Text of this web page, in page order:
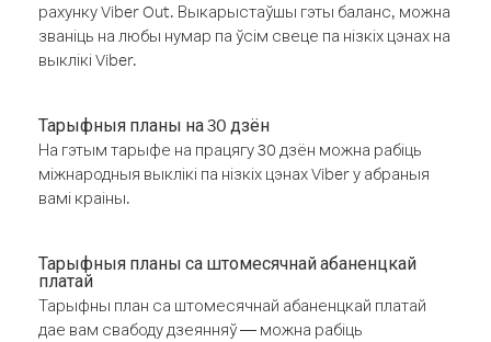
рахунку Viber Out. Выкарыстаўшы гэты баланс, можна
званіць на любы нумар па ўсім свеце па нізкіх цэнах на
выклікі Viber.
Тарыфныя планы на 30 дзён
На гэтым тарыфе на працягу 30 дзён можна рабіць
міжнародныя выклікі па нізкіх цэнах Viber у абраныя
вамі краіны.
Тарыфныя планы са штомесячнай абаненцкай
платай
Тарыфны план са штомесячнай абаненцкай платай
дае вам свабоду дзеянняў — можна рабіць